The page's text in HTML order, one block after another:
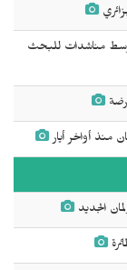
وسط مناشدات للبحث
الجديد